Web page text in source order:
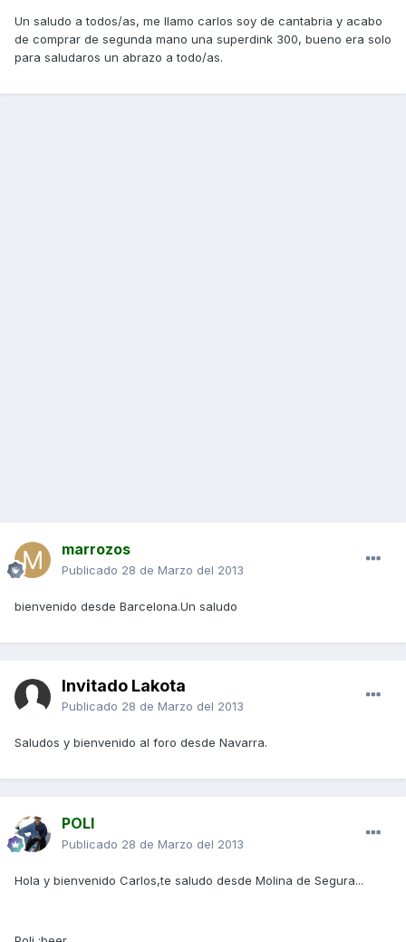
Un saludo a todos/as, me llamo carlos soy de cantabria y acabo
de comprar de segunda mano una superdink 300, bueno era solo
para saludaros un abrazo a todo/as.
marrozos
Publicado 28 de Marzo del 2013
bienvenido desde Barcelona.Un saludo
Invitado Lakota
Publicado 28 de Marzo del 2013
Saludos y bienvenido al foro desde Navarra.
POLI
Publicado 28 de Marzo del 2013
Hola y bienvenido Carlos,te saludo desde Molina de Segura...